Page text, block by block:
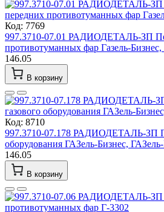
Код: 7769
997.3710-07.01 РАДИОДЕТАЛЬ-ЗП
противотуманных фар Газель-Бизнес,
146.05
В корзину
Код: 8710
997.3710-07.178 РАДИОДЕТАЛЬ-ЗП
оборудования ГАЗель-Бизнес,
146.05
В корзину